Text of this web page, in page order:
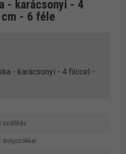
- karácsonyi - 4
- 6 féle
- karácsonyi - 4 filccel -
szállítás
dolgozókkal